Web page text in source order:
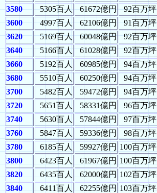
3580
5305百人 61672億円 92百万坪
3600
4997百人 62106億円 91百万坪
3620
5169百人 60048億円 92百万坪
3640
5166百人 61028億円 92百万坪
3660
5192百人 60985億円 94百万坪
3680
5510百人 60250億円 94百万坪
3700
5482百人 59472億円 94百万坪
3720
5651百人 58331億円 96百万坪
3740
5630百人 57844億円 97百万坪
3760
5847百人 59336億円 98百万坪
3780
6185百人 59927億円 100百万坪
3800
6423百人 61967億円 100百万坪
3820
6435百人 62000億円 102百万坪
3840
6411百人 62255億円 103百万坪